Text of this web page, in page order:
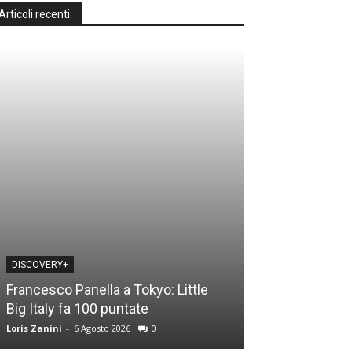
recenti:
DISCOVERY+
Francesco Panella a Tokyo: Little
Big Italy fa 100 puntate
Loris Zanini - 6 Agosto 2026 0